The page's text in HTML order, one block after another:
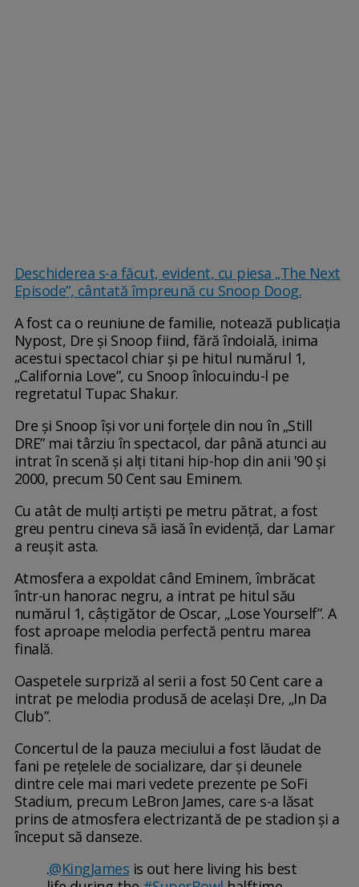
Deschiderea s-a făcut, evident, cu piesa „The Next
Episode”, cântată împreună cu Snoop Doog.
A fost ca o reuniune de familie, notează publicația
Nypost, Dre și Snoop fiind, fără îndoială, inima
acestui spectacol chiar și pe hitul numărul 1,
„California Love”, cu Snoop înlocuindu-l pe
regretatul Tupac Shakur.
Dre și Snoop își vor uni forțele din nou în „Still
DRE” mai târziu în spectacol, dar până atunci au
intrat în scenă și alți titani hip-hop din anii '90 și
2000, precum 50 Cent sau Eminem.
Cu atât de mulți artiști pe metru pătrat, a fost
greu pentru cineva să iasă în evidență, dar Lamar
a reușit asta.
Atmosfera a expoldat când Eminem, îmbrăcat
într-un hanorac negru, a intrat pe hitul său
numărul 1, câștigător de Oscar, „Lose Yourself”. A
fost aproape melodia perfectă pentru marea
finală.
Oaspetele surpriză al serii a fost 50 Cent care a
intrat pe melodia produsă de același Dre, „In Da
Club”.
Concertul de la pauza meciului a fost lăudat de
fani pe rețelele de socializare, dar și deunele
dintre cele mai mari vedete prezente pe SoFi
Stadium, precum LeBron James, care s-a lăsat
prins de atmosfera electrizantă de pe stadion și a
început să danseze.
.@KingJames is out here living his best